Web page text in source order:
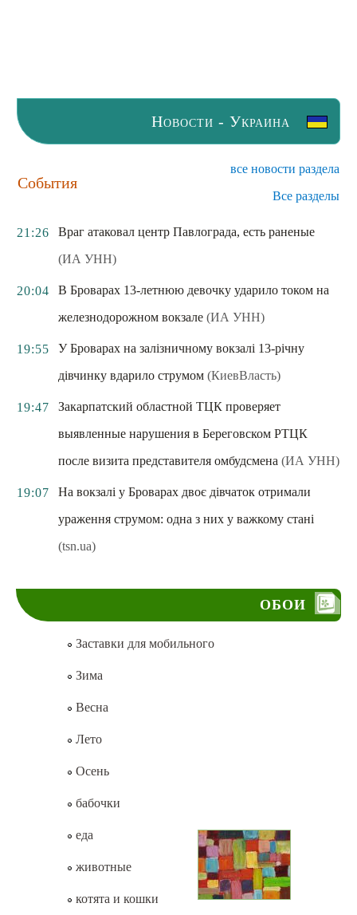
Новости - Украина
События
все новости раздела
Все разделы
21:26
Враг атаковал центр Павлограда, есть раненые
(ИА УНН)
20:04
В Броварах 13-летнюю девочку ударило током на
железнодорожном вокзале (ИА УНН)
19:55
У Броварах на залізничному вокзалі 13-річну
дівчинку вдарило струмом (КиевВласть)
19:47
Закарпатский областной ТЦК проверяет
выявленные нарушения в Береговском РТЦК
после визита представителя омбудсмена (ИА УНН)
19:07
На вокзалі у Броварах двоє дівчаток отримали
ураження струмом: одна з них у важкому стані
(tsn.ua)
ОБОИ
Заставки для мобильного
Зима
Весна
Лето
Осень
бабочки
еда
животные
котята и кошки